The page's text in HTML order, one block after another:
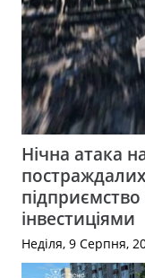
Нічна атака
інвестиціями
Неділя, 9 Серпня,